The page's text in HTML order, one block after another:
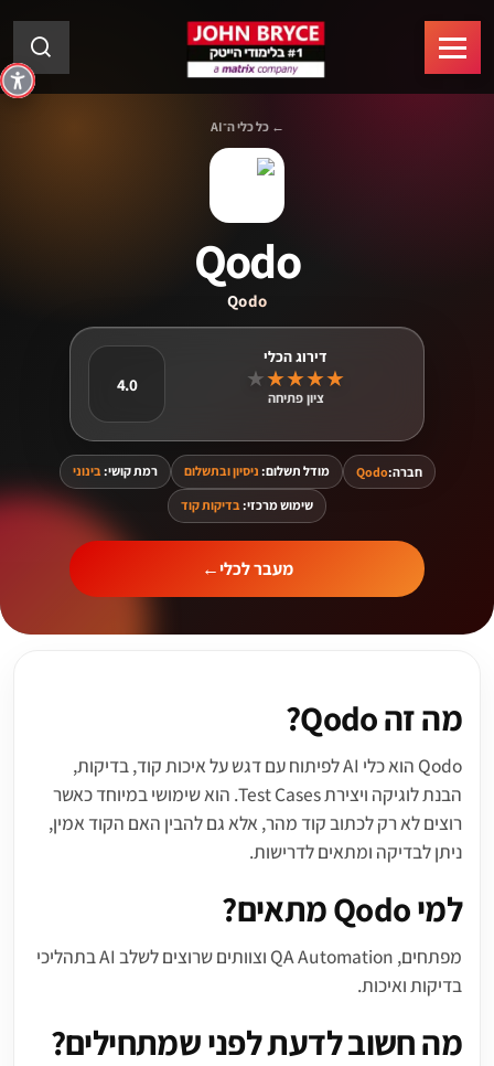
← כל כלי ה־AI
Qodo
Qodo
4.0 ★
★
★
★
★
ציון פתיחה
חברה:Qodo מודל תשלום: ניסיון ובתשלום רמת קושי:בינוני
שימוש מרכזי:בדיקות קוד
מעבר לכלי←
מה זה Qodo?
Qodo הוא כלי AI לפיתוח עם דגש על איכות קוד, בדיקות,
הבנת לוגיקה ויצירת Test Cases. הוא שימושי במיוחד כאשר
רוצים לא רק לכתוב קוד מהר, אלא גם להבין האם הקוד אמין,
ניתן לבדיקה ומתאים לדרישות.
למי Qodo מתאים?
מפתחים, QA Automation וצוותים שרוצים לשלב AI בתהליכי
בדיקות ואיכות.
מה חשוב לדעת לפני שמתחילים?